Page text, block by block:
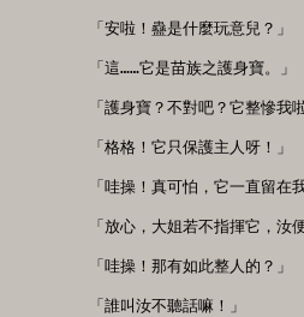
「安啦！蠱是什麼玩意兒？」
「這……它是苗族之護身寶。」
「護身寶？不對吧？它整慘我啦
「格格！它只保護主人呀！」
「哇操！真可怕，它一直留在我
「放心，大姐若不指揮它，汝便
「哇操！那有如此整人的？」
「誰叫汝不聽話嘛！」